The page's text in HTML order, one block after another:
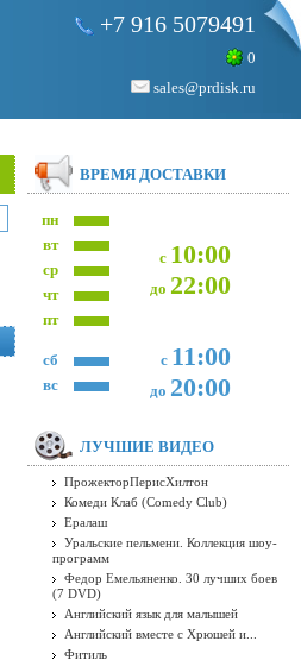
+7 916 5079491
0
sales@prdisk.ru
ВРЕМЯ ДОСТАВКИ
пн
с 10:00
до 22:00
вт
ср
чт
пт
с 11:00
до 20:00
сб
вс
ЛУЧШИЕ ВИДЕО
ПрожекторПерисХилтон
Комеди Клаб (Comedy Club)
Ералаш
Уральские пельмени. Коллекция шоу-
программ
Федор Емельяненко. 30 лучших боев
(7 DVD)
Английский язык для малышей
Английский вместе с Хрюшей и...
Фитиль